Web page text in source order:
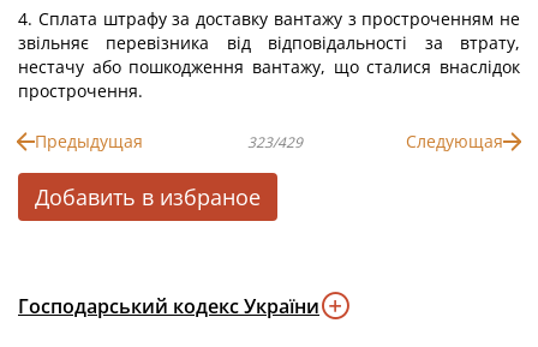
4. Сплата штрафу за доставку вантажу з простроченням не
звільняє перевізника від відповідальності за втрату,
нестачу або пошкодження вантажу, що сталися внаслідок
прострочення.
Предыдущая 323/429 Следующая
Добавить в избраное
Господарський кодекс України